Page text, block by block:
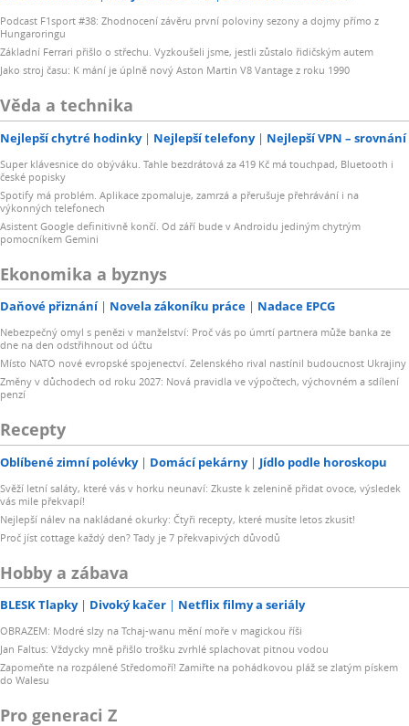
Podcast F1sport #38: Zhodnocení závěru první poloviny sezony a dojmy přímo z
Hungaroringu
Základní Ferrari přišlo o střechu. Vyzkoušeli jsme, jestli zůstalo řidičským autem
Jako stroj času: K mání je úplně nový Aston Martin V8 Vantage z roku 1990
Věda a technika
Nejlepší chytré hodinky Nejlepší telefony Nejlepší VPN – srovnání
Super klávesnice do obýváku. Tahle bezdrátová za 419 Kč má touchpad, Bluetooth i
české popisky
Spotify má problém. Aplikace zpomaluje, zamrzá a přerušuje přehrávání i na
výkonných telefonech
Asistent Google definitivně končí. Od září bude v Androidu jediným chytrým
pomocníkem Gemini
Ekonomika a byznys
Daňové přiznání Novela zákoníku práce Nadace EPCG
Nebezpečný omyl s penězi v manželství: Proč vás po úmrtí partnera může banka ze
dne na den odstřihnout od účtu
Místo NATO nové evropské spojenectví. Zelenského rival nastínil budoucnost Ukrajiny
Změny v důchodech od roku 2027: Nová pravidla ve výpočtech, výchovném a sdílení
penzí
Recepty
Oblíbené zimní polévky Domácí pekárny Jídlo podle horoskopu
Svěží letní saláty, které vás v horku neunaví: Zkuste k zelenině přidat ovoce, výsledek
vás mile překvapí!
Nejlepší nálev na nakládané okurky: Čtyři recepty, které musíte letos zkusit!
Proč jíst cottage každý den? Tady je 7 překvapivých důvodů
Hobby a zábava
BLESK Tlapky Divoký kačer Netflix filmy a seriály
OBRAZEM: Modré slzy na Tchaj-wanu mění moře v magickou říši
Jan Faltus: Vždycky mně přišlo trošku zvrhlé splachovat pitnou vodou
Zapomeňte na rozpálené Středomoří! Zamiřte na pohádkovou pláž se zlatým pískem
do Walesu
Pro generaci Z